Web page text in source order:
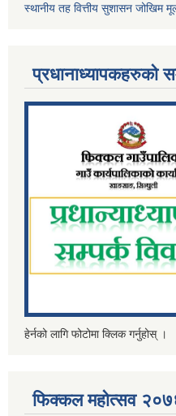
स्थानीय तह वित्तीय सुशासन जोखिम
प्रधानाध्यापकहरुको
हेर्नको लागि फोटोमा क्लिक गर्नुहोस् ।
फिक्कल महोत्सव